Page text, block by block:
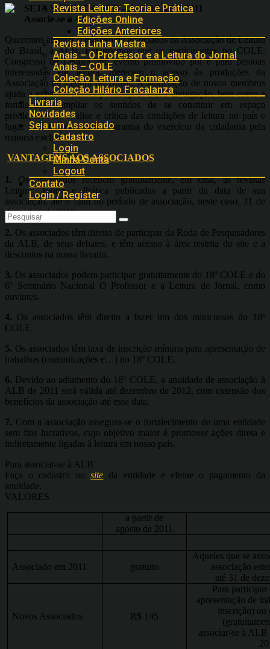
Revista Leitura: Teoria e Prática
Edições Online
Edições Anteriores
Revista Linha Mestra
Anais – O Professor e a Leitura do Jornal
Anais – COLE
Coleção Leitura e Formação
Coleção Hilário Fracalanza
Livraria
Novidades
Seja um Associado
Cadastro
Login
Minha Conta
Logout
Contato
Login / Register
SEJA SÓCIO DA ALB – ANUIDADE 2011
Associe-se à ALB
Queremos ampliar o número de associados da Associação de Leitura
do Brasil, a ALB. Entendemos que os participantes no COLE,
Congresso de Leitura, um evento promovido por e para pessoas
interessadas em leitura, merecem o acesso às produções da
Associação de Leitura do Brasil. A associação de novos membros
ajuda a expandir nossas publicações e sua divulgação, bem como a
fortalecer e ampliar os sentidos de se constituir em espaço
privilegiado de análise e crítica das condições de leitura no país e
lugar de luta pela efetiva garantia do exercício da cidadania pela
maioria excluída.
VANTAGENS AOS ASSOCIADOS
1. Os associados recebem gratuitamente, em casa, as revistas
Leitura: Teoria e Prática publicadas a partir da data de sua
associação, até o final do período de associação, neste caso, 31 de
dezembro de 2012.
2. Os associados têm direito de participar da Roda de Pesquisadores
da ALB, de seus debates, e têm acesso à área restrita do site e a
descontos na nossa livraria.
3. Os associados podem participar gratuitamente do 18º COLE e do
6º Seminário Nacional O Professor e a Leitura de Jornal, como
ouvintes.
4. Os associados têm direito a fazer um dos minicursos do 18º
COLE.
5. Os associados têm taxa de inscrição mínima para apresentação de
trabalhos (comunicações e…) no 18º COLE.
6. Devido ao adiamento do 18º COLE, a anuidade de associação à
ALB de 2011 será válida até dezembro de 2012, com extensão dos
benefícios da associação até essa data.
7. Com a associação assegura-se o fortalecimento de uma entidade
sem fins lucrativos, cujo objetivo maior é promover ações direta e
indiretamente ligadas à leitura em nosso país.
Para associar-se à ALB
Faça o cadastro no
site da entidade e efetue o pagamento da
anuidade.
VALORES
a partir de
agosto de 2011
Associado em 2011 gratuito
Aqueles que se
associação
até 31 de
Novos Associados R$ 145
Para
apresentação de
inscrição) ou
associar-se à